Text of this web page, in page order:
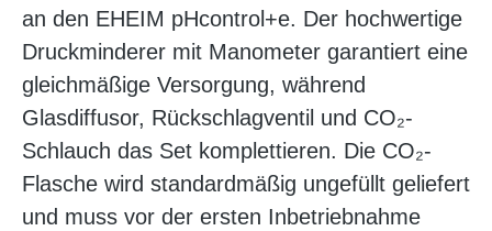
an den EHEIM pHcontrol+e. Der hochwertige
Druckminderer mit Manometer garantiert eine
gleichmäßige Versorgung, während
Glasdiffusor, Rückschlagventil und CO₂-
Schlauch das Set komplettieren. Die CO₂-
Flasche wird standardmäßig ungefüllt geliefert
und muss vor der ersten Inbetriebnahme